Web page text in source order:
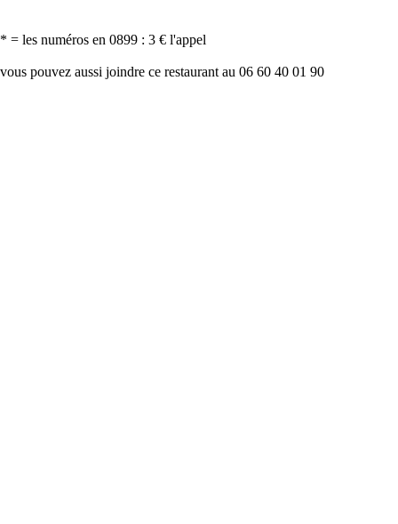
* = les numéros en 0899 : 3 € l'appel
vous pouvez aussi joindre ce restaurant au 06 60 40 01 90